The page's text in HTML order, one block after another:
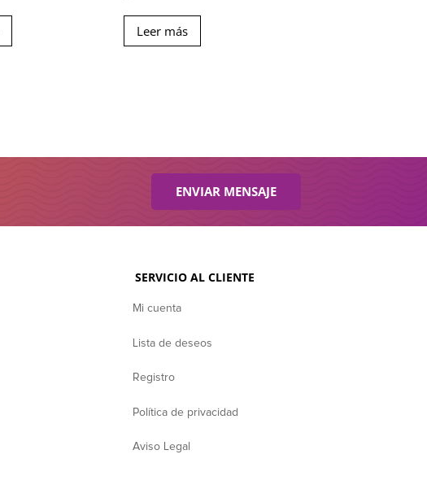
Leer más
ENVIAR MENSAJE
SERVICIO AL CLIENTE
Mi cuenta
Lista de deseos
Registro
Política de privacidad
Aviso Legal